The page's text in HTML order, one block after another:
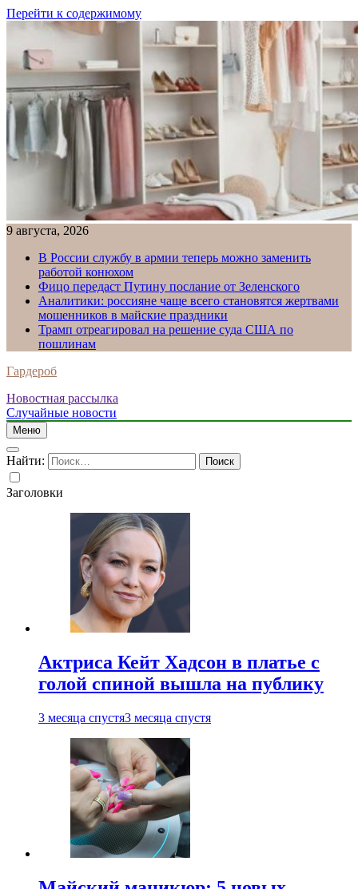
Перейти к содержимому
9 августа, 2026
В России службу в армии теперь можно заменить
работой конюхом
Фицо передаст Путину послание от Зеленского
Аналитики: россияне чаще всего становятся жертвами
мошенников в майские праздники
Трамп отреагировал на решение суда США по
пошлинам
Гардероб
Новостная рассылка
Случайные новости
Меню
Найти:
Заголовки
Актриса Кейт Хадсон в платье с
голой спиной вышла на публику
3 месяца спустя3 месяца спустя